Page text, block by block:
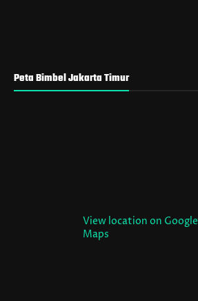
Peta Bimbel Jakarta Timur
View location on Google
Maps